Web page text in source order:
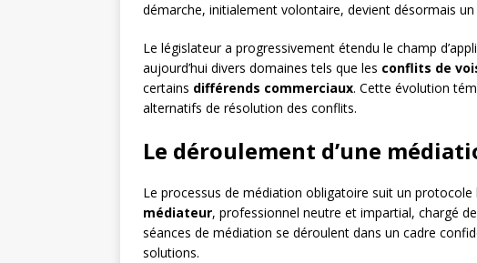
démarche, initialement volontaire, devient désormais
Le législateur a progressivement étendu le champ
aujourd’hui divers domaines tels que les conflits de
certains différends commerciaux. Cette évolution
alternatifs de résolution des conflits.
Le déroulement d’une
Le processus de médiation obligatoire suit un protocole
médiateur, professionnel neutre et impartial, chargé
séances de médiation se déroulent dans un cadre
solutions.